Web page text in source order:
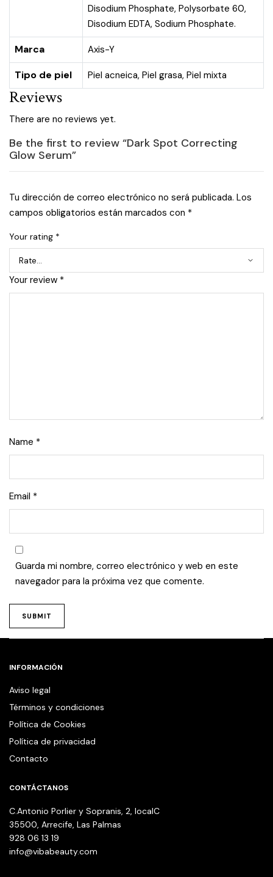
Disodium Phosphate, Polysorbate 60,
Disodium EDTA, Sodium Phosphate.
Marca Axis-Y
Tipo de piel Piel acneica, Piel grasa, Piel mixta
Reviews
There are no reviews yet.
Be the first to review “Dark Spot Correcting
Glow Serum”
Tu dirección de correo electrónico no será publicada. Los
campos obligatorios están marcados con *
Your rating *
Your review *
Name *
Email *
Guarda mi nombre, correo electrónico y web en este
navegador para la próxima vez que comente.
INFORMACIÓN
Aviso legal
Términos y condiciones
Política de Cookies
Política de privacidad
Contacto
CONTÁCTANOS
C.Antonio Porlier y Sopranis, 2, localC
35500, Arrecife, Las Palmas
928 06 13 19
info@vibabeauty.com